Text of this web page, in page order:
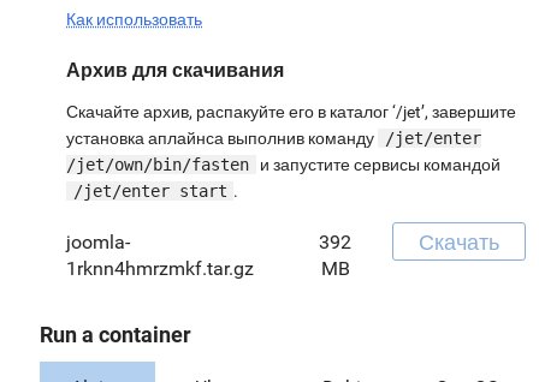
Как использовать
Архив для скачивания
Скачайте архив, распакуйте его в каталог ‘/jet’, завершите
установка аплайнса выполнив команду
/jet/enter
/jet/own/bin/fasten
и запустите сервисы командой
/jet/enter start .
joomla-
1rknn4hmrzmkf.tar.gz
392
MB
Скачать
Run a container